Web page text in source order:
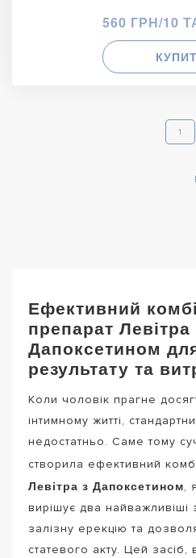
560 ГРН/10
1
Ефективний
препарат Левітра
Дапоксетином
результату та
Коли чоловік прагне
інтимному житті,
недостатньо. Саме тому
створила ефективний
Левітра з Дапоксетином,
вирішує два
залізну ерекцію та
статевого акту. Цей засіб,